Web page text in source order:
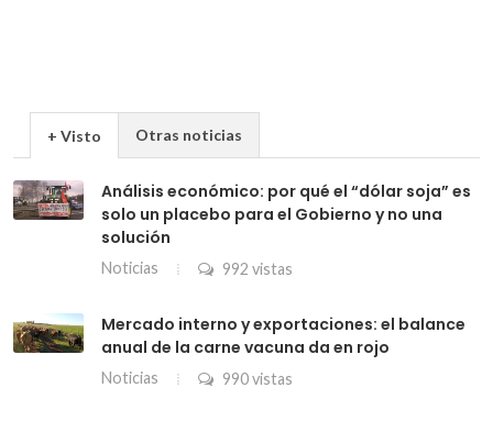
+ Visto Otras noticias
Análisis económico: por qué el “dólar soja” es
solo un placebo para el Gobierno y no una
solución
Noticias 992 vistas
Mercado interno y exportaciones: el balance
anual de la carne vacuna da en rojo
Noticias 990 vistas